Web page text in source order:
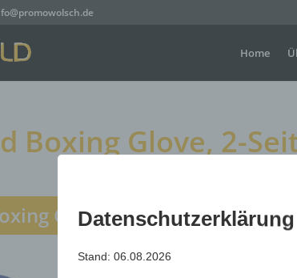
Home
Boxing Glove, 2-
Glove, 2-Seitig
Große Winkehandschuhe für
Datenschutzerklärung
Stand: 06.08.2026